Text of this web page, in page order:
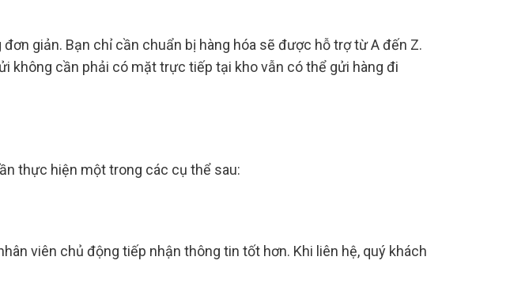
giản. Bạn chỉ cần chuẩn bị hàng hóa sẽ được hỗ trợ từ A đến Z.
không cần phải có mặt trực tiếp tại kho vẫn có thể gửi hàng đi
thực hiện một trong các cụ thể sau:
viên chủ động tiếp nhận thông tin tốt hơn. Khi liên hệ, quý khách